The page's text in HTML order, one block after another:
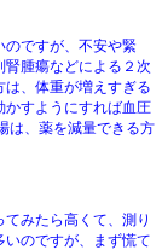
のですが、不安や緊
腫瘍などによる２次
、体重が増えすぎる
かすようにすれば血圧
は、薬を減量できる方
みたら高くて、測り
のですが、まず慌て